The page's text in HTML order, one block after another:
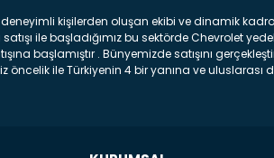
kişilerden oluşan ekibi ve dinamik
ile başladığımız bu sektörde Chevrolet
başlamıştır . Bünyemizde satışını
öncelik ile Türkiyenin 4 bir yanına ve
Ön Tampon : Aracınızın ön
durmayı sağlayan aksam parçadır . Fren